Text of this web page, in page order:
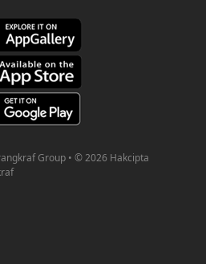
Group • © 2026 Hakcipta